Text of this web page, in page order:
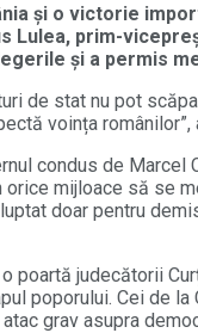
și o victorie
Lulea, prim-
și a permis
de stat nu pot
voința românilor”,
condus de
mijloace să se
doar pentru
judecătorii
poporului. Cei de
grav asupra